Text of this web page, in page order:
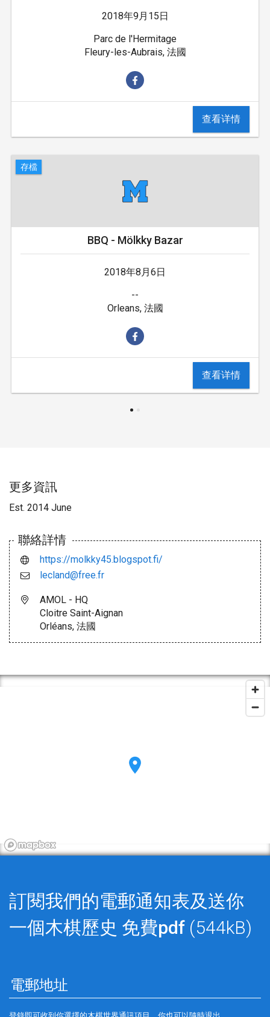
2018年9月15日
Parc de l'Hermitage
Fleury-les-Aubrais, 法國
查看详情
存檔
BBQ - Mölkky Bazar
2018年8月6日
--
Orleans, 法國
查看详情
更多資訊
Est. 2014 June
聯絡詳情
https://molkky45.blogspot.fi/
lecland@free.fr
AMOL - HQ
Cloitre Saint-Aignan
Orléans, 法國
訂閱我們的電郵通知表及送你
一個木棋歷史 免費pdf (544kB)